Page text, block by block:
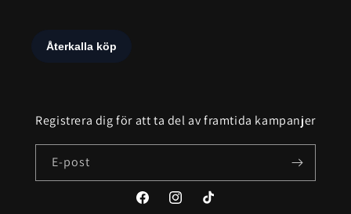
Registrera dig för att ta del av framtida kampanjer
E-post
FacebookInstagramTikTok